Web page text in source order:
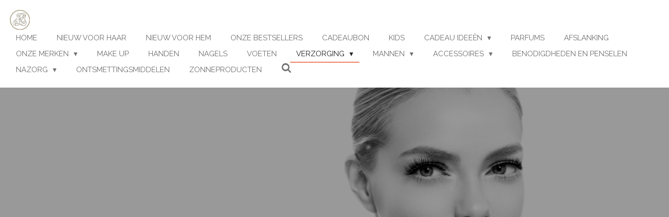
Ga
direct
naar
hoofdinhoud
HOME NIEUW VOOR HAAR NIEUW VOOR HEM ONZE BESTSELLERS CADEAUBON KIDS CADEAU IDEEËN PARFUMS
AFSLANKING
ONZE MERKEN
MAKE UP HANDEN NAGELS VOETEN VERZORGING MANNEN ACCESSOIRES
BENODIGDHEDEN EN PENSELEN
NAZORG
ONTSMETTINGSMIDDELEN ZONNEPRODUCTEN